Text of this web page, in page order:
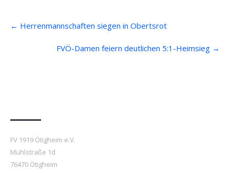
navigation
← Herrenmannschaften siegen in Obertsrot
FVÖ-Damen feiern deutlichen 5:1-Heimsieg →
FV 1919 Ötigheim e.V.
Mühlstraße 1d
76470 Ötigheim